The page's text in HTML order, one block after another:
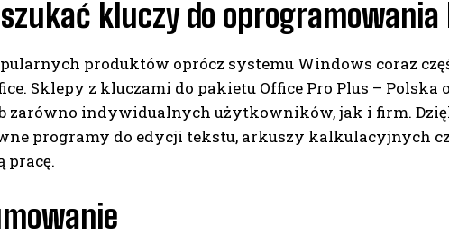
szukać kluczy do
produktów oprócz systemu Windows coraz
Sklepy z kluczami do pakietu Office Pro Plus –
zarówno indywidualnych użytkowników, jak i firm.
programy do edycji tekstu, arkuszy kalkulacyjnych
pracę.